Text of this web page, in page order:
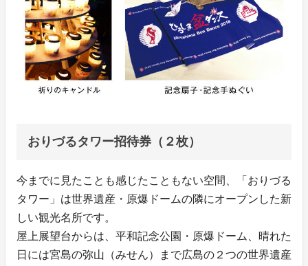
おりづるタワー招待券（２枚）
今までに見たことも感じたこともない空間、「おりづる
タワー」は世界遺産・原爆ドームの隣にオープンした新
しい観光名所です。
屋上展望台からは、平和記念公園・原爆ドーム、晴れた
日には宮島の弥山（みせん）まで広島の２つの世界遺産